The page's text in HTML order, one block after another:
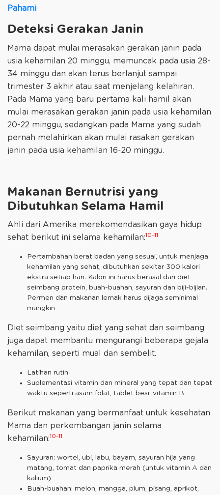
Pahami
Deteksi Gerakan Janin
Mama dapat mulai merasakan gerakan janin pada
usia kehamilan 20 minggu, memuncak pada usia 28-
34 minggu dan akan terus berlanjut sampai
trimester 3 akhir atau saat menjelang kelahiran.
Pada Mama yang baru pertama kali hamil akan
mulai merasakan gerakan janin pada usia kehamilan
20-22 minggu, sedangkan pada Mama yang sudah
pernah melahirkan akan mulai rasakan gerakan
janin pada usia kehamilan 16-20 minggu.
Makanan Bernutrisi yang
Dibutuhkan Selama Hamil
Ahli dari Amerika merekomendasikan gaya hidup
sehat berikut ini selama kehamilan:10-11
Pertambahan berat badan yang sesuai, untuk menjaga
kehamilan yang sehat, dibutuhkan sekitar 300 kalori
ekstra setiap hari. Kalori ini harus berasal dari diet
seimbang protein, buah-buahan, sayuran dan biji-bijian.
Permen dan makanan lemak harus dijaga seminimal
mungkin
Diet seimbang yaitu diet yang sehat dan seimbang
juga dapat membantu mengurangi beberapa gejala
kehamilan, seperti mual dan sembelit.
Latihan rutin
Suplementasi vitamin dan mineral yang tepat dan tepat
waktu seperti asam folat, tablet besi, vitamin B
Berikut makanan yang bermanfaat untuk kesehatan
Mama dan perkembangan janin selama
kehamilan:10-11
Sayuran: wortel, ubi, labu, bayam, sayuran hija yang
matang, tomat dan paprika merah (untuk vitamin A dan
kalium)
Buah-buahan: melon, mangga, plum, pisang, aprikot,